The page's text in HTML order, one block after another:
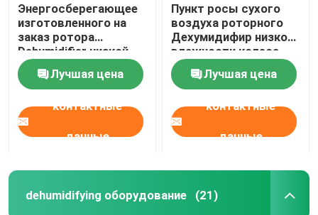
Энергосберегающее
изготовленного на
заказ ротора
Dehumidifier низкой
влажности
осушителя
промышленное
Лучшая цена
контактные
данные
Пункт росы сухого
воздуха роторного
Дехумидифир низкой
влажности колеса
супер < -45 к
Лучшая цена
контактные
данные
dehumidifying оборудование (21)